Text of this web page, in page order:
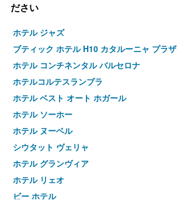
ださい
ホテル ジャズ
ブティック ホテル H10 カタルーニャ プラザ
ホテル コンチネンタル バルセロナ
ホテルコルテスランブラ
ホテル ベスト オート ホガール
ホテル ソーホー
ホテル ヌーベル
シウタット ヴェリャ
ホテル グランヴィア
ホテル リェオ
ビー ホテル